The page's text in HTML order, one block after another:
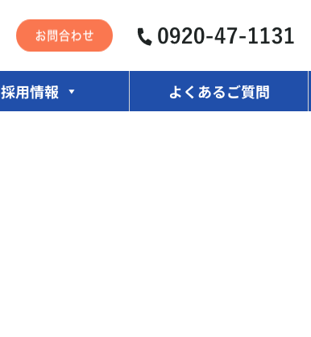
採用情報 よくあるご質問